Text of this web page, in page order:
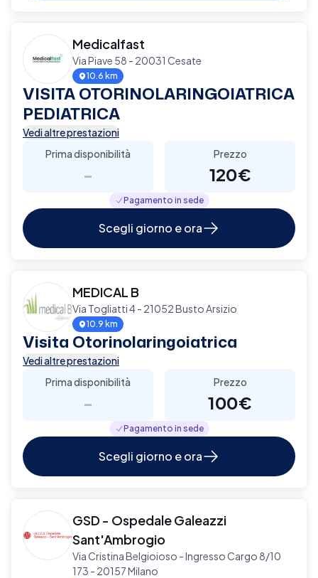
Medicalfast
Via Piave 58 - 20031 Cesate
10.6 km
VISITA OTORINOLARINGOIATRICA
PEDIATRICA
Vedi altre prestazioni
Prima disponibilità
-
Prezzo
120€
Pagamento in sede
Scegli giorno e ora
MEDICAL B
Via Togliatti 4 - 21052 Busto Arsizio
10.9 km
Visita Otorinolaringoiatrica
Vedi altre prestazioni
Prima disponibilità
-
Prezzo
100€
Pagamento in sede
Scegli giorno e ora
GSD - Ospedale Galeazzi
Sant'Ambrogio
Via Cristina Belgioioso - Ingresso Cargo 8/10
173 - 20157 Milano